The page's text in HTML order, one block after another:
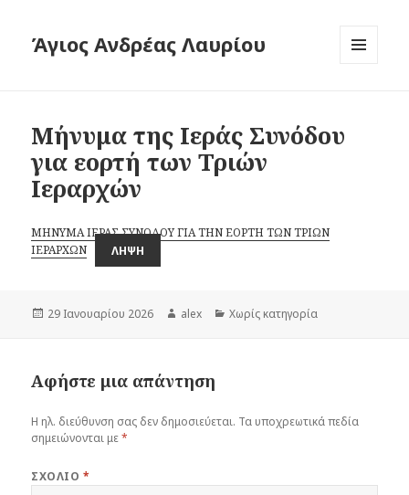
Άγιος Ανδρέας Λαυρίου
Μήνυμα της Ιεράς Συνόδου
για εορτή των Τριών
Ιεραρχών
ΜΗΝΥΜΑ ΙΕΡΑΣ ΣΥΝΟΔΟΥ ΓΙΑ ΤΗΝ ΕΟΡΤΗ ΤΩΝ ΤΡΙΩΝ
ΙΕΡΑΡΧΩΝ
ΛΉΨΗ
Δημοσιεύτηκε
29 Ιανουαρίου 2026 Συντάκτης
alex Κατηγορίες
Χωρίς κατηγορία
Αφήστε μια απάντηση
Η ηλ. διεύθυνση σας δεν δημοσιεύεται. Τα υποχρεωτικά πεδία
σημειώνονται με*
ΣΧΌΛΙΟ *